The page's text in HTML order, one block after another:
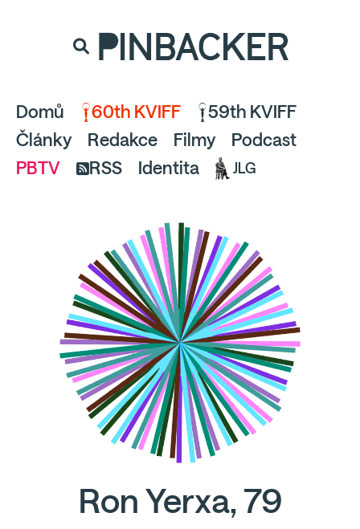
a pusťte se do čtení.
PINBACKER
Domů 60th KVIFF
59th KVIFF
Články
Redakce Filmy
Podcast
PBTV
RSS Identita JLG
Ron Yerxa, 79